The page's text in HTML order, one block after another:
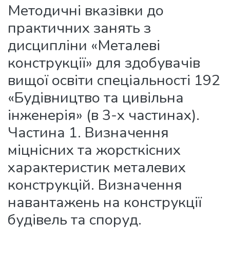
Методичні вказівки до
практичних занять з
дисципліни «Металеві
конструкції» для здобувачів
вищої освіти спеціальності 192
«Будівництво та цивільна
інженерія» (в 3-x частинах).
Частина 1. Визначення
міцнісних та жорсткісних
характеристик металевих
конструкцій. Визначення
навантажень на конструкції
будівель та споруд.